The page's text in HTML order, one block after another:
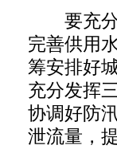
要充分
完善供用
筹安排好
充分发挥
协调好防
泄流量，